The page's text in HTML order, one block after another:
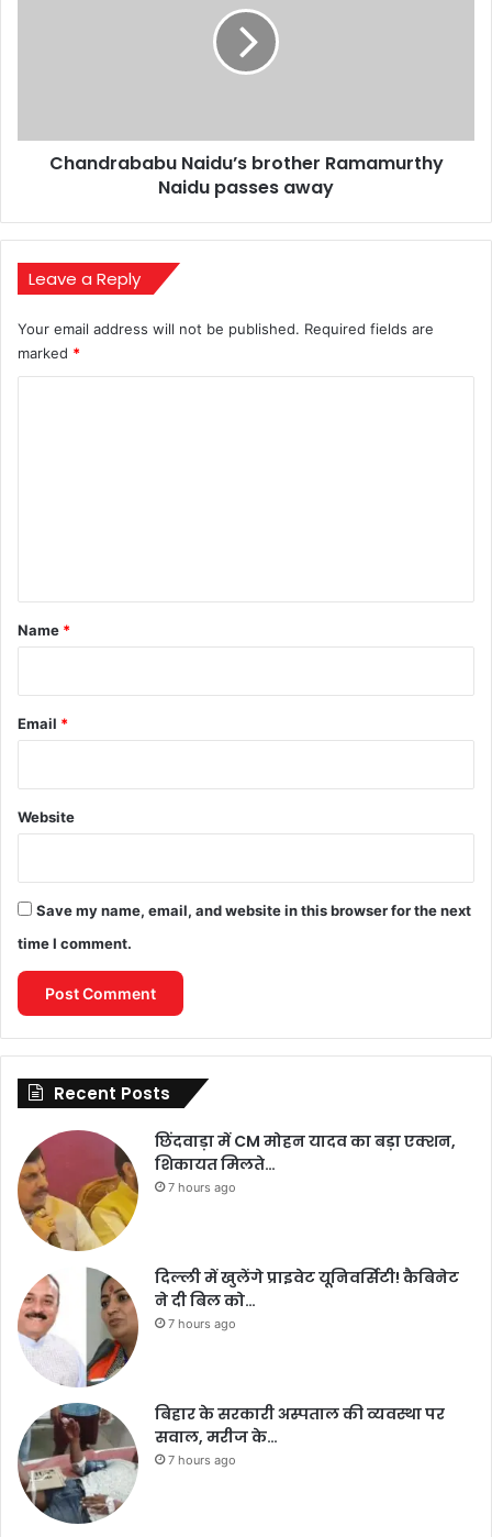
Chandrababu Naidu’s brother Ramamurthy
Naidu passes away
Leave a Reply
Your email address will not be published. Required fields are
marked *
*
Name *
Email *
Website
Save my name, email, and website in this browser for the next
time I comment.
Recent Posts
छिंदवाड़ा में CM मोहन यादव का बड़ा एक्शन,
शिकायत मिलते…
7 hours ago
दिल्ली में खुलेंगे प्राइवेट यूनिवर्सिटी! कैबिनेट
ने दी बिल को…
7 hours ago
बिहार के सरकारी अस्पताल की व्यवस्था पर
सवाल, मरीज के…
7 hours ago